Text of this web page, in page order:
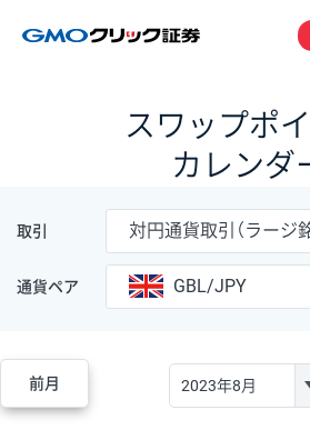
スワップポ
カレンダ
取引 対円通貨取引（ラージ
通貨ペア GBL/JPY
前月